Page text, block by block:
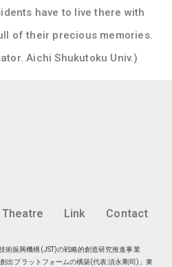
have to live there with
of their precious memories.
Aichi Shukutoku Univ.)
Theatre Link Contact
術振興機構(JST)の戦略的創造研究推進事業
出プラットフォームの構築(代表:須永剛司)」東